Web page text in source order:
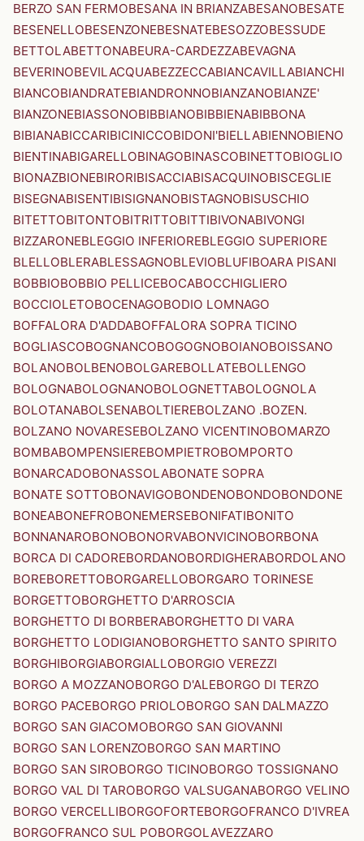
BERZO SAN FERMOBESANA IN BRIANZABESANOBESATE
BESENELLOBESENZONEBESNATEBESOZZOBESSUDE
BETTOLABETTONABEURA-CARDEZZABEVAGNA
BEVERINOBEVILACQUABEZZECCABIANCAVILLABIANCHI
BIANCOBIANDRATEBIANDRONNOBIANZANOBIANZE'
BIANZONEBIASSONOBIBBIANOBIBBIENABIBBONA
BIBIANABICCARIBICINICCOBIDONI'BIELLABIENNOBIENO
BIENTINABIGARELLOBINAGOBINASCOBINETTOBIOGLIO
BIONAZBIONEBIRORIBISACCIABISACQUINOBISCEGLIE
BISEGNABISENTIBISIGNANOBISTAGNOBISUSCHIO
BITETTOBITONTOBITRITTOBITTIBIVONABIVONGI
BIZZARONEBLEGGIO INFERIOREBLEGGIO SUPERIORE
BLELLOBLERABLESSAGNOBLEVIOBLUFIBOARA PISANI
BOBBIOBOBBIO PELLICEBOCABOCCHIGLIERO
BOCCIOLETOBOCENAGOBODIO LOMNAGO
BOFFALORA D'ADDABOFFALORA SOPRA TICINO
BOGLIASCOBOGNANCOBOGOGNOBOIANOBOISSANO
BOLANOBOLBENOBOLGAREBOLLATEBOLLENGO
BOLOGNABOLOGNANOBOLOGNETTABOLOGNOLA
BOLOTANABOLSENABOLTIEREBOLZANO .BOZEN.
BOLZANO NOVARESEBOLZANO VICENTINOBOMARZO
BOMBABOMPENSIEREBOMPIETROBOMPORTO
BONARCADOBONASSOLABONATE SOPRA
BONATE SOTTOBONAVIGOBONDENOBONDOBONDONE
BONEABONEFROBONEMERSEBONIFATIBONITO
BONNANAROBONOBONORVABONVICINOBORBONA
BORCA DI CADOREBORDANOBORDIGHERABORDOLANO
BOREBORETTOBORGARELLOBORGARO TORINESE
BORGETTOBORGHETTO D'ARROSCIA
BORGHETTO DI BORBERABORGHETTO DI VARA
BORGHETTO LODIGIANOBORGHETTO SANTO SPIRITO
BORGHIBORGIABORGIALLOBORGIO VEREZZI
BORGO A MOZZANOBORGO D'ALEBORGO DI TERZO
BORGO PACEBORGO PRIOLOBORGO SAN DALMAZZO
BORGO SAN GIACOMOBORGO SAN GIOVANNI
BORGO SAN LORENZOBORGO SAN MARTINO
BORGO SAN SIROBORGO TICINOBORGO TOSSIGNANO
BORGO VAL DI TAROBORGO VALSUGANABORGO VELINO
BORGO VERCELLIBORGOFORTEBORGOFRANCO D'IVREA
BORGOFRANCO SUL POBORGOLAVEZZARO